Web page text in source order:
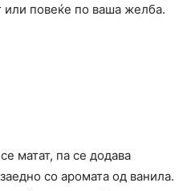
или повеќе по ваша желба.
матат, па се додава
со аромата од ванила.